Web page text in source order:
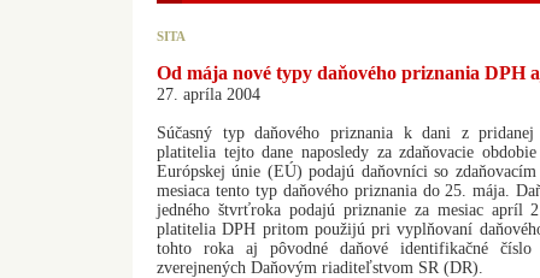
SITA
Od mája nové typy daňového priznania DPH
27. apríla 2004
Súčasný typ daňového priznania k dani z
platitelia tejto dane naposledy za zdaňovacie
Európskej únie (EÚ) podajú daňovníci so
mesiaca tento typ daňového priznania do 25. mája.
jedného štvrťroka podajú priznanie za mesiac
platitelia DPH pritom použijú pri vyplňovaní
tohto roka aj pôvodné daňové identifikačné
zverejnených Daňovým riaditeľstvom SR (DR).